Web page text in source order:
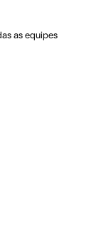
as equipes